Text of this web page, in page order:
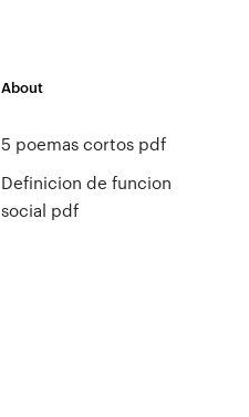
About
5 poemas cortos pdf
Definicion de funcion
social pdf